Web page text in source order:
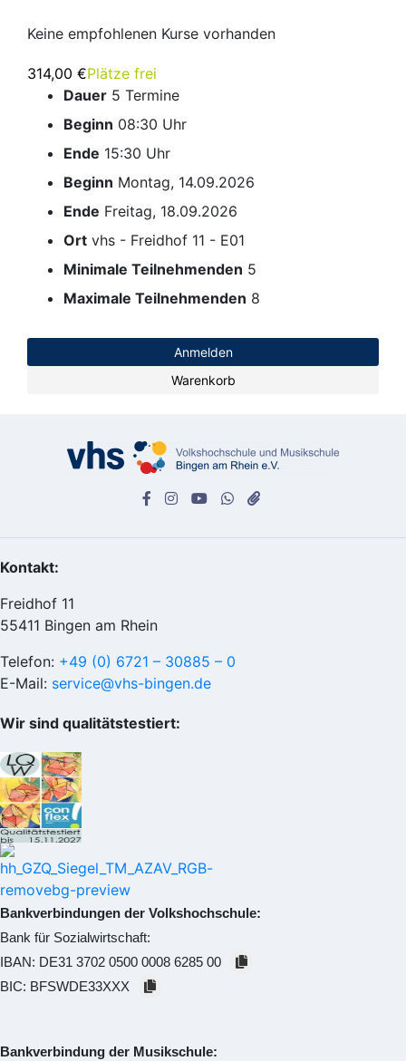
Keine empfohlenen Kurse vorhanden
314,00 €Plätze frei
Dauer 5 Termine
Beginn 08:30 Uhr
Ende 15:30 Uhr
Beginn Montag, 14.09.2026
Ende Freitag, 18.09.2026
Ort vhs - Freidhof 11 - E01
Minimale Teilnehmenden 5
Maximale Teilnehmenden 8
Anmelden
Warenkorb
Kontakt:
Freidhof 11
55411 Bingen am Rhein
Telefon: +49 (0) 6721 – 30885 – 0
E-Mail: service@vhs-bingen.de
Wir sind qualitätstestiert:
Bankverbindungen der Volkshochschule:
Bank für Sozialwirtschaft:
IBAN: DE31 3702 0500 0008 6285 00
BIC: BFSWDE33XXX
Bankverbindung der Musikschule: